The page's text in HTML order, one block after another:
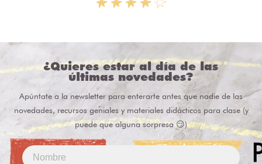
¿Quieres estar al día de las
últimas novedades?
Apúntate a la newsletter para enterarte antes que nadie de las
novedades, recursos geniales y materiales didácticos para clase (y
puede que alguna sorpresa 😏)